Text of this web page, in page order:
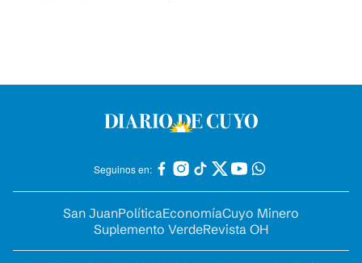
Seguinos en:
San JuanPolíticaEconomíaCuyo Minero
Suplemento VerdeRevista OH